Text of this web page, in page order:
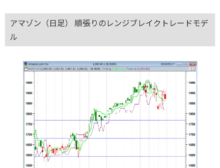
アマゾン（日足） 順張りのレンジブレイクトレードモデ
ル